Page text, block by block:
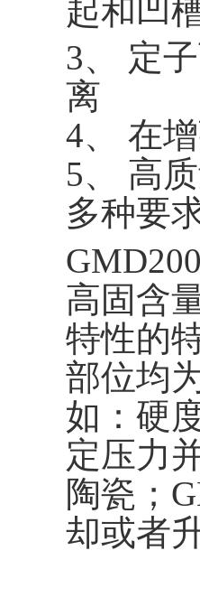
起和凹
3、 定
离
4、 在
5、 高
多种要
高固含
特性的
部位均
如：硬
定压力
陶瓷；
却或者